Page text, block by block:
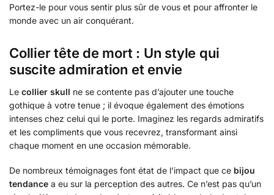
Portez-le pour vous sentir plus sûr de vous et pour affronter le
monde avec un air conquérant.
Collier tête de mort : Un style qui
suscite admiration et envie
Le collier skull ne se contente pas d’ajouter une touche
gothique à votre tenue ; il évoque également des émotions
intenses chez celui qui le porte. Imaginez les regards admiratifs
et les compliments que vous recevrez, transformant ainsi
chaque moment en une occasion mémorable.
De nombreux témoignages font état de l’impact que ce bijou
tendance a eu sur la perception des autres. Ce n’est pas qu’un